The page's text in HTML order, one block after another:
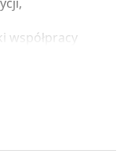
współpracy
w Polsce
ze środków
Funduszu